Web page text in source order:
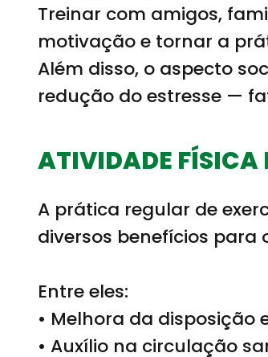
Treinar com amigos,
motivação e tornar a
Além disso, o aspecto
redução do estresse —
ATIVIDADE FÍSICA
A prática regular de
diversos benefícios para
Entre eles:
• Melhora da disposição
• Auxílio na circulação